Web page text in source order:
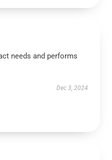
needs and performs
Dec 3, 2024